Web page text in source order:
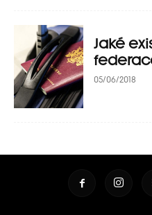
Jaké
05/06/2018